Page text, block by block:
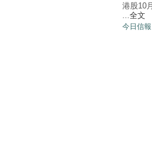
港股10
全文
今日信報